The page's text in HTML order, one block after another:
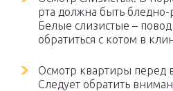
рта должна быть
Белые слизистые –
обратиться с котом в
Осмотр квартиры перед
Следует обратить